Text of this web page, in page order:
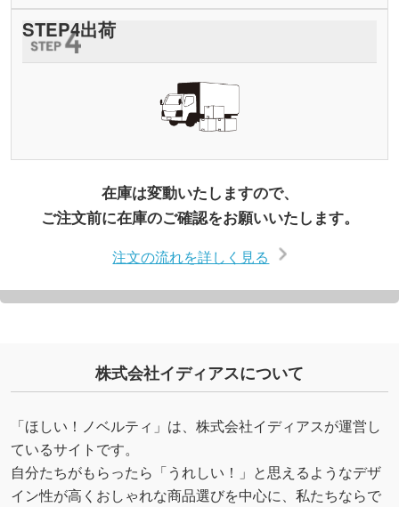
STEP4出荷
在庫は変動いたしますので、
ご注文前に在庫のご確認をお願いいたします。
注文の流れを詳しく見る
株式会社イディアスについて
「ほしい！ノベルティ」は、株式会社イディアスが運営し
ているサイトです。
自分たちがもらったら「うれしい！」と思えるようなデザ
イン性が高くおしゃれな商品選びを中心に、私たちならで